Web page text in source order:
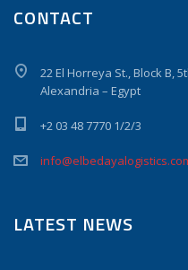
CONTACT
22 El Horreya St., Block B,
Alexandria – Egypt
+2 03 48 7770 1/2/3
LATEST NEWS